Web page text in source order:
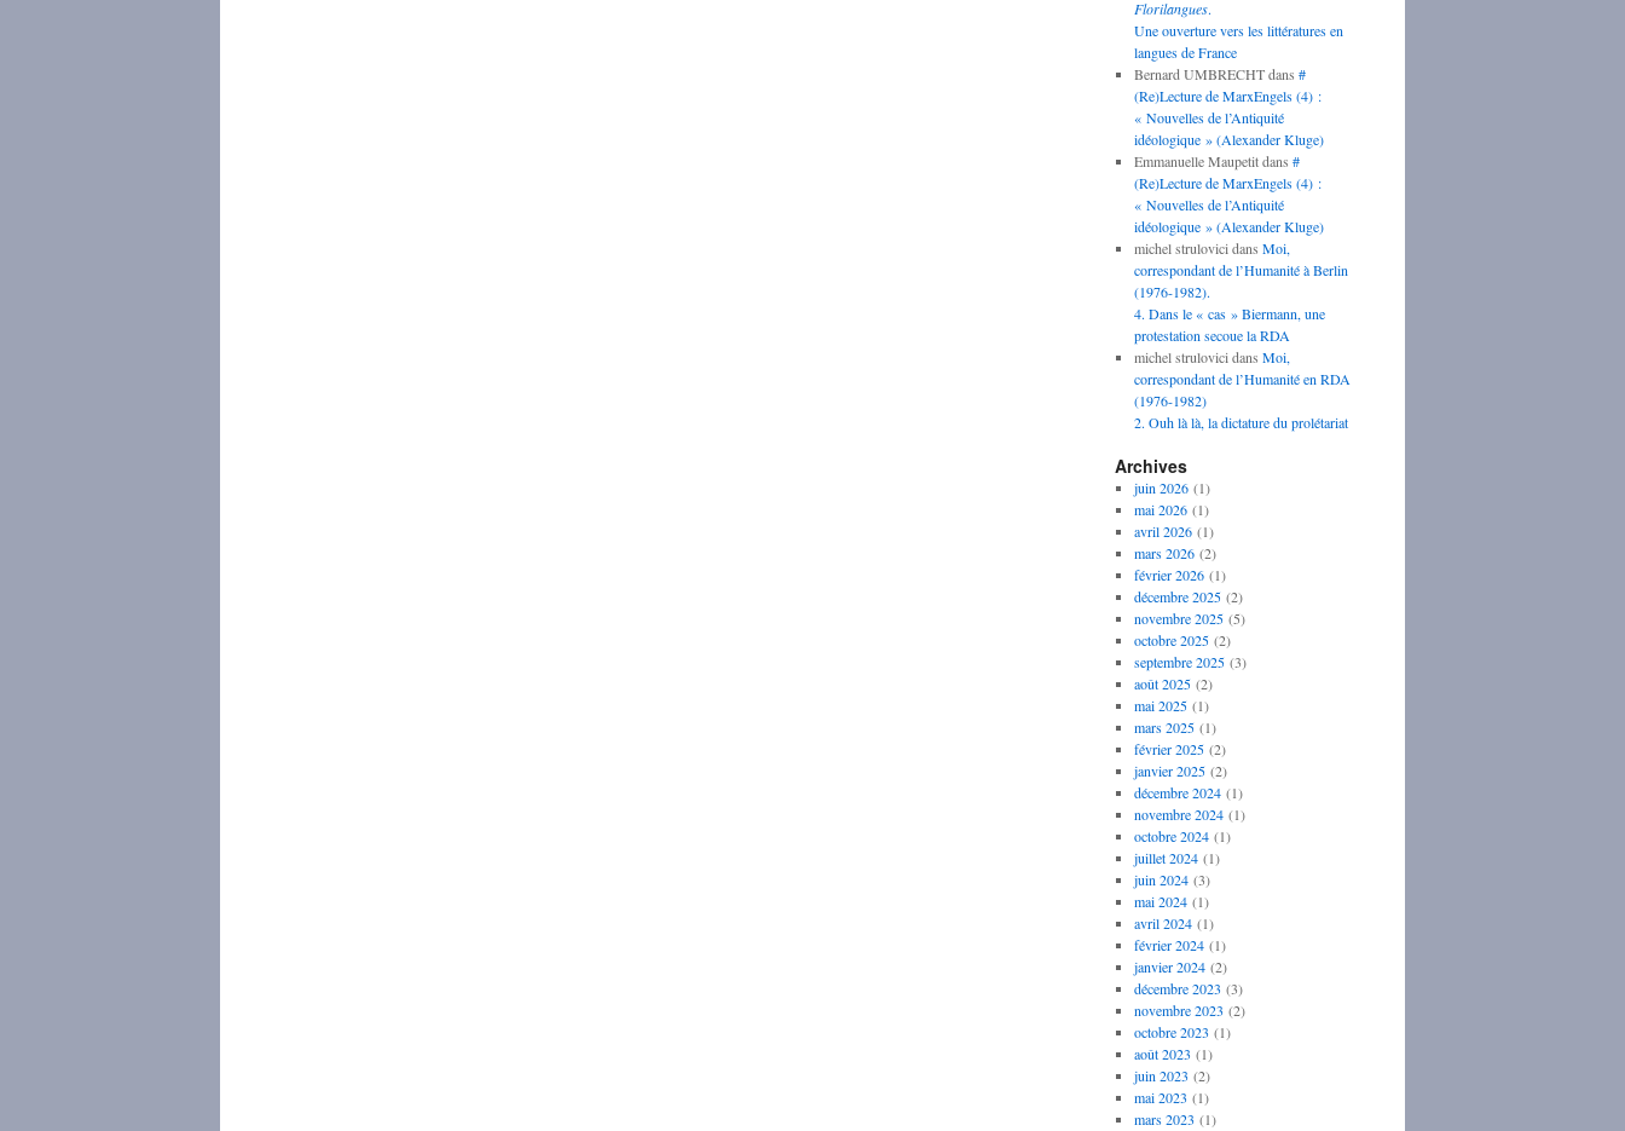
Florilangues.
Une ouverture vers les littératures en
langues de France
Bernard UMBRECHTdans #
(Re)Lecture de MarxEngels (4) :
« Nouvelles de l’Antiquité
idéologique » (Alexander Kluge)
Emmanuelle Maupetitdans #
(Re)Lecture de MarxEngels (4) :
« Nouvelles de l’Antiquité
idéologique » (Alexander Kluge)
michel strulovici dans Moi,
correspondant de l’Humanité à Berlin
(1976-1982).
4. Dans le « cas » Biermann, une
protestation secoue la RDA
michel strulovici dans Moi,
correspondant de l’Humanité en RDA
(1976-1982)
2. Ouh là là, la dictature du prolétariat
Archives
juin 2026(1)
mai 2026(1)
avril 2026(1)
mars 2026(2)
février 2026(1)
décembre 2025(2)
novembre 2025(5)
octobre 2025(2)
septembre 2025(3)
août 2025(2)
mai 2025(1)
mars 2025(1)
février 2025(2)
janvier 2025(2)
décembre 2024(1)
novembre 2024(1)
octobre 2024(1)
juillet 2024(1)
juin 2024(3)
mai 2024(1)
avril 2024(1)
février 2024(1)
janvier 2024(2)
décembre 2023 (3)
novembre 2023 (2)
octobre 2023 (1)
août 2023 (1)
juin 2023 (2)
mai 2023 (1)
mars 2023 (1)